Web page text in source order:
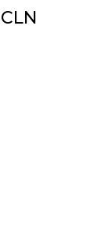
CLN